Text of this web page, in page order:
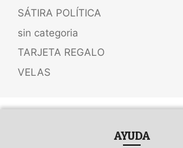
SÁTIRA POLÍTICA
sin categoria
TARJETA REGALO
VELAS
AYUDA